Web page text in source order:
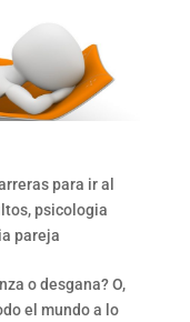
para ir al
, psicologia
pareja
o desgana? O,
el mundo a lo